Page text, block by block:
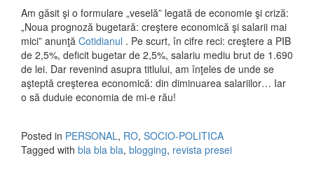
Am găsit şi o formulare „veselă” legată de economie şi criză:
„Noua prognoză bugetară: creştere economică şi salarii mai
mici” anunţă Cotidianul . Pe scurt, în cifre reci: creştere a PIB
de 2,5%, deficit bugetar de 2,5%, salariu mediu brut de 1.690
de lei. Dar revenind asupra titlului, am înţeles de unde se
aşteptă creşterea economică: din diminuarea salariilor… Iar
o să duduie economia de mi-e rău!
Posted in PERSONAL, RO, SOCIO-POLITICA
Tagged with bla bla bla, blogging, revista presei